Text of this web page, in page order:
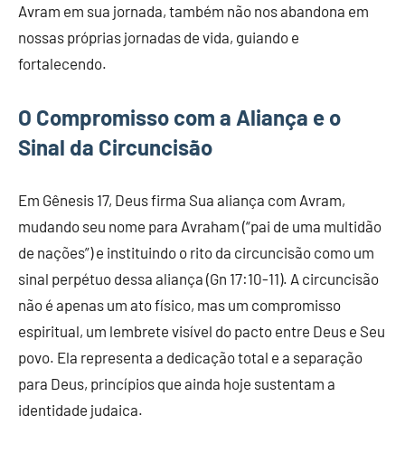
Avram em sua jornada, também não nos abandona em
nossas próprias jornadas de vida, guiando e
fortalecendo.
O Compromisso com a Aliança e o
Sinal da Circuncisão
Em Gênesis 17, Deus firma Sua aliança com Avram,
mudando seu nome para Avraham (“pai de uma multidão
de nações”) e instituindo o rito da circuncisão como um
sinal perpétuo dessa aliança (Gn 17:10-11). A circuncisão
não é apenas um ato físico, mas um compromisso
espiritual, um lembrete visível do pacto entre Deus e Seu
povo. Ela representa a dedicação total e a separação
para Deus, princípios que ainda hoje sustentam a
identidade judaica.